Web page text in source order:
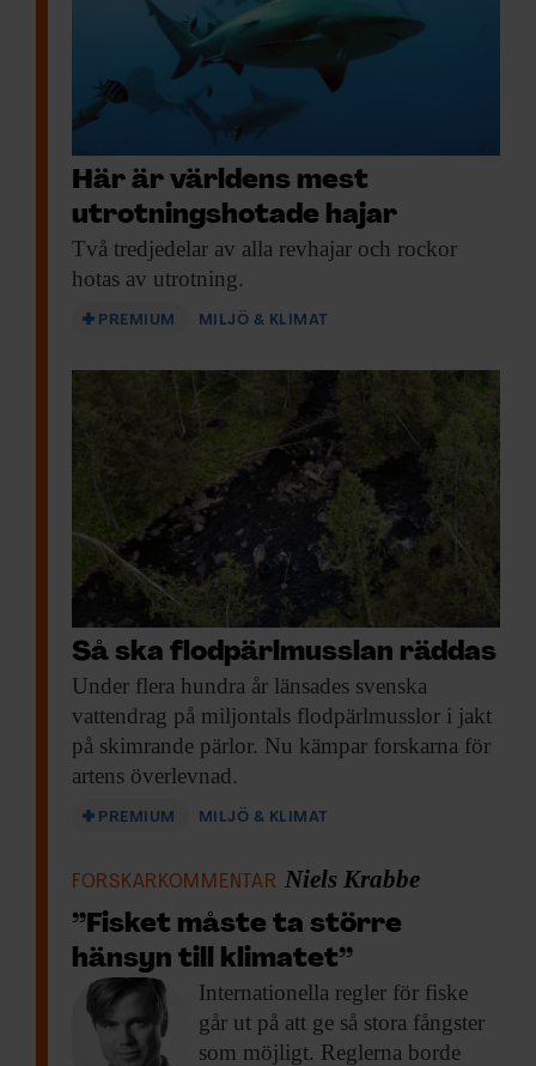
Här är världens mest
utrotningshotade hajar
Två tredjedelar av alla revhajar och rockor
hotas av utrotning.
PREMIUM MILJÖ & KLIMAT
Så ska flodpärlmusslan räddas
Under flera hundra år länsades svenska
vattendrag på miljontals flodpärl­musslor i jakt
på skimrande pärlor. Nu kämpar forskarna för
artens överlevnad.
PREMIUM MILJÖ & KLIMAT
FORSKARKOMMENTAR Niels Krabbe
”Fisket måste ta större
hänsyn till klimatet”
Internationella regler för fiske
går ut på att ge så stora fångster
som möjligt. Reglerna borde